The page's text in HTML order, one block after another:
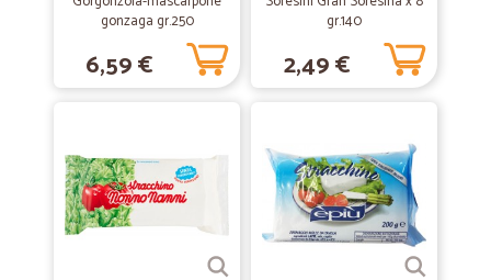
nutriente prodotto.
31/03/2019
Andrea L.
gonzaga gr.250
6,59 €
gr.140
2,49 €